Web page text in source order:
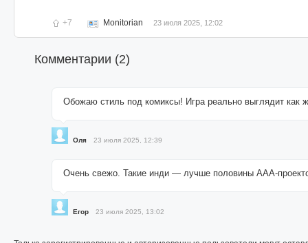
+7 Monitorian 23 июля 2025, 12:02
Комментарии (2)
Обожаю стиль под комиксы! Игра реально выглядит как
Оля 23 июля 2025, 12:39
Очень свежо. Такие инди — лучше половины AAA-
Егор 23 июля 2025, 13:02